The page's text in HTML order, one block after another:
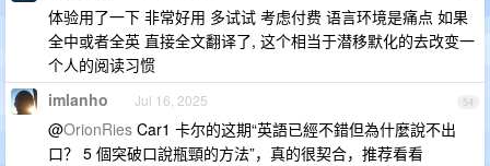
体验用了一下 非常好用 多试试 考虑付费 语言环境是痛点 如果
全中或者全英 直接全文翻译了, 这个相当于潜移默化的去改变一
个人的阅读习惯
54
imlanho Jul 16, 2025
@OrionRies Car1 卡尔的这期“英語已經不錯但為什麼說不出
口？ 5 個突破口說瓶頸的方法”，真的很契合，推荐看看